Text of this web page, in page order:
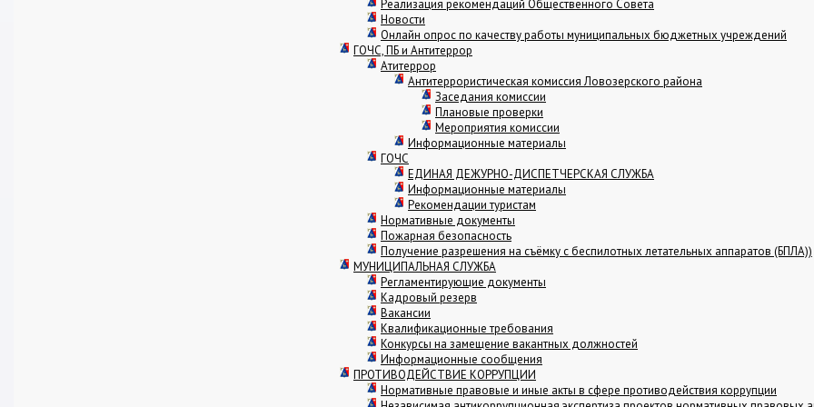
Реализация рекомендаций Общественного Совета
Новости
Онлайн опрос по качеству работы муниципальных бюджетных учреждений
ГОЧС, ПБ и Антитеррор
Атитеррор
Антитеррористическая комиссия Ловозерского района
Заседания комиссии
Плановые проверки
Мероприятия комиссии
Информационные материалы
ГОЧС
ЕДИНАЯ ДЕЖУРНО-ДИСПЕТЧЕРСКАЯ СЛУЖБА
Информационные материалы
Рекомендации туристам
Нормативные документы
Пожарная безопасность
Получение разрешения на съёмку с беспилотных летательных аппаратов (БПЛА))
МУНИЦИПАЛЬНАЯ СЛУЖБА
Регламентирующие документы
Кадровый резерв
Вакансии
Квалификационные требования
Конкурсы на замещение вакантных должностей
Информационные сообщения
ПРОТИВОДЕЙСТВИЕ КОРРУПЦИИ
Нормативные правовые и иные акты в сфере противодействия коррупции